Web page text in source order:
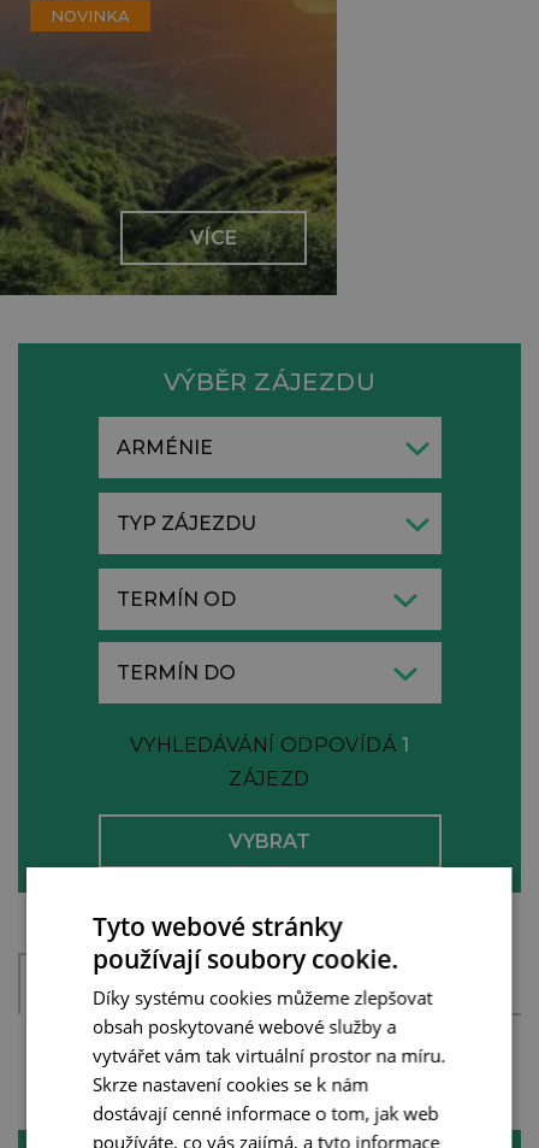
NOVINKA
VÍCE
VÝBĚR ZÁJEZDU
ARMÉNIE
TYP ZÁJEZDU
VYHLEDÁVÁNÍ ODPOVÍDÁ 1
ZÁJEZD
ZÁJEZDY PODLE DESTINACÍ
Tyto webové stránky
používají soubory cookie.
Díky systému cookies můžeme zlepšovat
obsah poskytované webové služby a
vytvářet vám tak virtuální prostor na míru.
Skrze nastavení cookies se k nám
dostávají cenné informace o tom, jak web
používáte, co vás zajímá, a tyto informace